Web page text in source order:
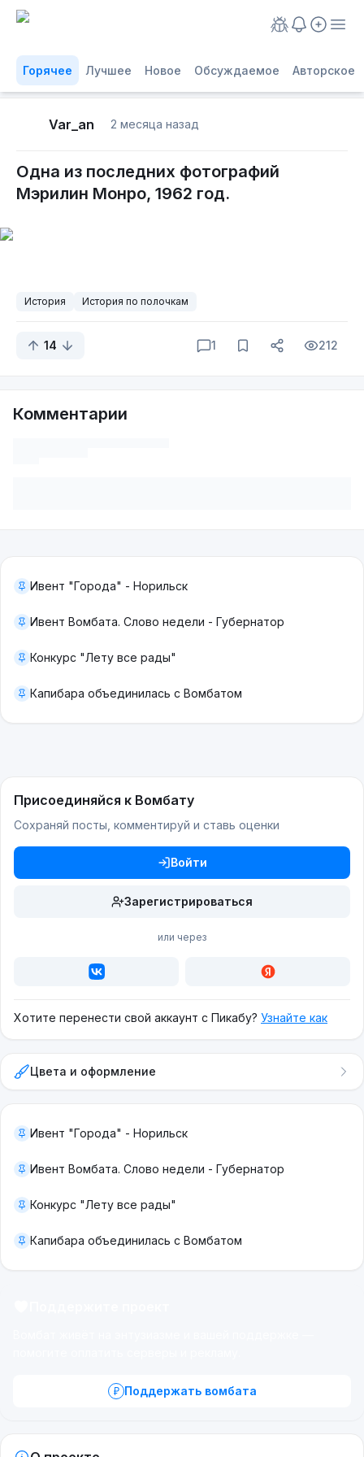
Горячее Лучшее Новое Обсуждаемое Авторское
Var_an 2 месяца назад
Одна из последних фотографий
Мэрилин Монро, 1962 год.
История История по полочкам
14 1 212
Комментарии
Ивент "Города" - Норильск
Ивент Вомбата. Слово недели - Губернатор
Конкурс "Лету все рады"
Капибара объединилась с Вомбатом
Присоединяйся к Вомбату
Сохраняй посты, комментируй и ставь оценки
Войти
Зарегистрироваться
или через
Хотите перенести свой аккаунт с Пикабу? Узнайте как
Цвета и оформление
Ивент "Города" - Норильск
Ивент Вомбата. Слово недели - Губернатор
Конкурс "Лету все рады"
Капибара объединилась с Вомбатом
Поддержать вомбата